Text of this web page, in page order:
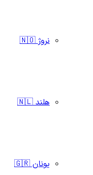
نروژ 🇳🇴
هلند 🇳🇱
یونان 🇬🇷